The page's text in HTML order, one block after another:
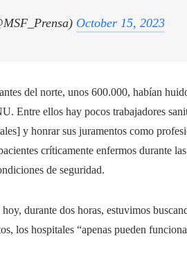
October 15, 2023
del norte, unos 600.000, habían
Entre ellos hay pocos trabajadores
y honrar sus juramentos como
críticamente enfermos durante
de seguridad.
durante dos horas, estuvimos
los hospitales “apenas pueden